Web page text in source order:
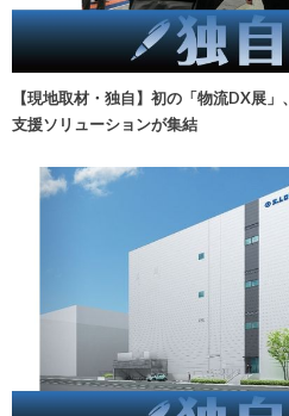
【現地取材・独自】初の「物流DX展
支援ソリューションが集結